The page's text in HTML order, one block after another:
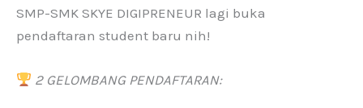
SMP-SMK SKYE DIGIPRENEUR lagi buka
pendaftaran student baru nih!
2 GELOMBANG PENDAFTARAN: